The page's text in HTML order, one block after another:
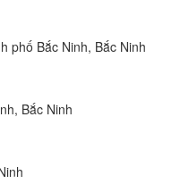
phố Bắc Ninh, Bắc Ninh
Bắc Ninh